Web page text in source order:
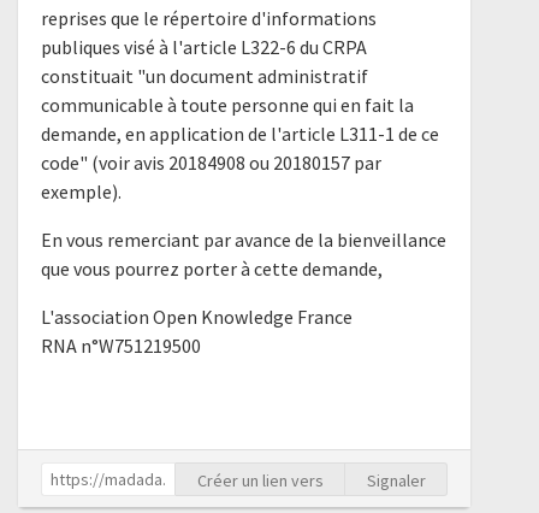
reprises que le répertoire d'informations
publiques visé à l'article L322-6 du CRPA
constituait "un document administratif
communicable à toute personne qui en fait la
demande, en application de l'article L311-1 de ce
code" (voir avis 20184908 ou 20180157 par
exemple).
En vous remerciant par avance de la bienveillance
que vous pourrez porter à cette demande,
L'association Open Knowledge France
RNA n°W751219500
Créer un lien vers Signaler